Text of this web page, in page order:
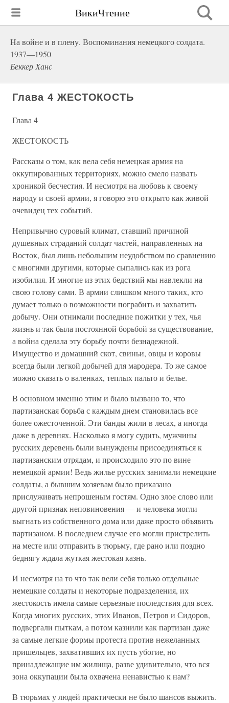
ВикиЧтение
На войне и в плену. Воспоминания немецкого солдата.
1937—1950
Беккер Ханс
Глава 4 ЖЕСТОКОСТЬ
Глава 4
ЖЕСТОКОСТЬ
Рассказы о том, как вела себя немецкая армия на
оккупированных территориях, можно смело назвать
хроникой бесчестия. И несмотря на любовь к своему
народу и своей армии, я говорю это открыто как живой
очевидец тех событий.
Непривычно суровый климат, ставший причиной
душевных страданий солдат частей, направленных на
Восток, был лишь небольшим неудобством по сравнению
с многими другими, которые сыпались как из рога
изобилия. И многие из этих бедствий мы навлекли на
свою голову сами. В армии слишком много таких, кто
думает только о возможности пограбить и захватить
добычу. Они отнимали последние пожитки у тех, чья
жизнь и так была постоянной борьбой за существование,
а война сделала эту борьбу почти безнадежной.
Имущество и домашний скот, свиньи, овцы и коровы
всегда были легкой добычей для мародера. То же самое
можно сказать о валенках, теплых пальто и белье.
В основном именно этим и было вызвано то, что
партизанская борьба с каждым днем становилась все
более ожесточенной. Эти банды жили в лесах, а иногда
даже в деревнях. Насколько я могу судить, мужчины
русских деревень были вынуждены присоединяться к
партизанским отрядам, и происходило это по вине
немецкой армии! Ведь жилье русских занимали немецкие
солдаты, а бывшим хозяевам было приказано
прислуживать непрошеным гостям. Одно злое слово или
другой признак неповиновения — и человека могли
выгнать из собственного дома или даже просто объявить
партизаном. В последнем случае его могли пристрелить
на месте или отправить в тюрьму, где рано или поздно
беднягу ждала жуткая жестокая казнь.
И несмотря на то что так вели себя только отдельные
немецкие солдаты и некоторые подразделения, их
жестокость имела самые серьезные последствия для всех.
Когда многих русских, этих Иванов, Петров и Сидоров,
подвергали пыткам, а потом казнили как партизан даже
за самые легкие формы протеста против нежеланных
пришельцев, захвативших их пусть убогие, но
принадлежащие им жилища, разве удивительно, что вся
зона оккупации была охвачена ненавистью к нам?
В тюрьмах у людей практически не было шансов выжить.